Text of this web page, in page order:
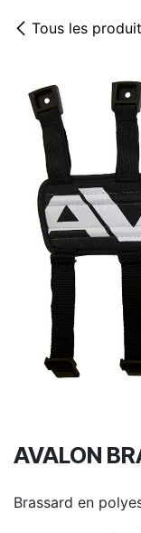
Tous les
AVALON
Brassard en